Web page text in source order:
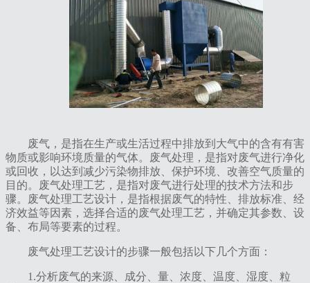
废气，是指在生产或生活过程中排放到大气中的含有有害
物质或影响环境质量的气体。废气处理，是指对废气进行净化
或回收，以达到减少污染物排放、保护环境、改善空气质量的
目的。废气处理工艺，是指对废气进行处理的技术方法和步
骤。废气处理工艺设计，是指根据废气的特性、排放标准、经
济效益等因素，选择合适的废气处理工艺，并确定其参数、设
备、布局等要素的过程。
废气处理工艺设计的步骤一般包括以下几个方面：
1.分析废气的来源、成分、量、浓度、温度、湿度、粒